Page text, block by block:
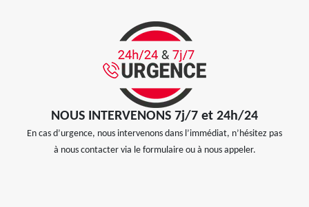
NOUS INTERVENONS 7j/7 et 24h/24
En cas d’urgence, nous intervenons dans l’immédiat, n’hésitez pas
à nous contacter via le formulaire ou à nous appeler.